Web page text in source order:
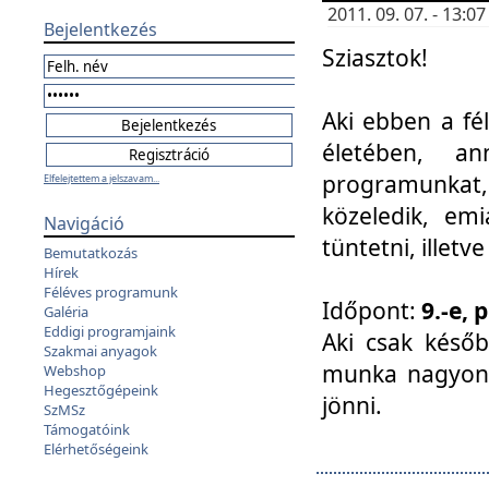
Bejelentkezés
Elfelejtettem a jelszavam...
Navigáció
Bemutatkozás
Hírek
Féléves programunk
Galéria
Eddigi programjaink
Szakmai anyagok
Webshop
Hegesztőgépeink
SzMSz
Támogatóink
Elérhetőségeink
2011. 09. 07. -
Sziasztok!
Aki ebben a
életében,
közeledik,
tüntetni, illetve
Időpont: 9.-e,
Aki csak
munka
jönni.